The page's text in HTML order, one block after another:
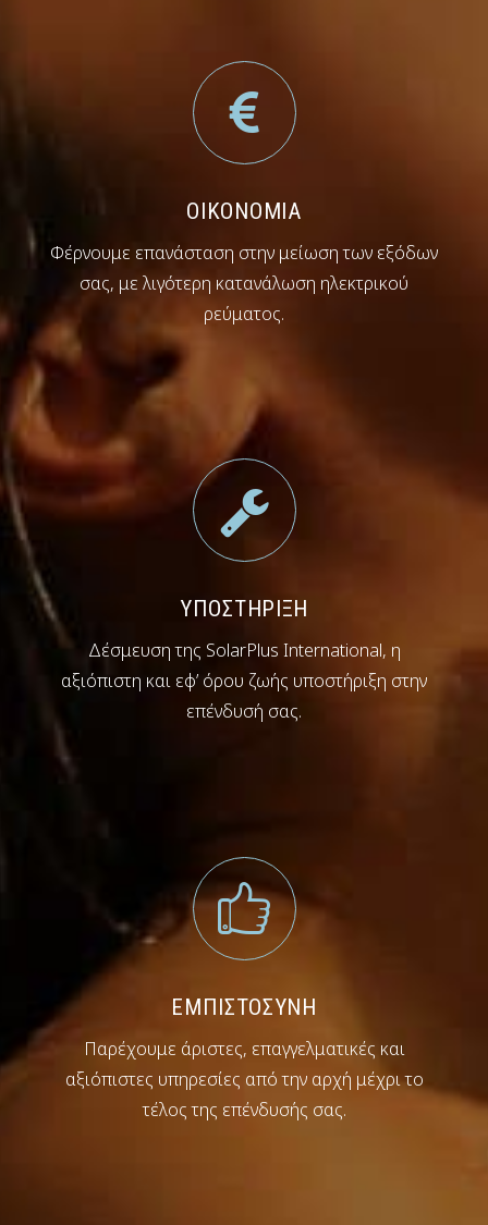
ΟΙΚΟΝΟΜΙΑ
Φέρνουμε επανάσταση στην μείωση των εξόδων
σας, με λιγότερη κατανάλωση ηλεκτρικού
ρεύματος.
ΥΠΟΣΤΗΡΙΞΗ
Δέσμευση της SolarPlus International, η
αξιόπιστη και εφ’ όρου ζωής υποστήριξη στην
επένδυσή σας.
ΕΜΠΙΣΤΟΣΥΝΗ
Παρέχουμε άριστες, επαγγελματικές και
αξιόπιστες υπηρεσίες από την αρχή μέχρι το
τέλος της επένδυσής σας.